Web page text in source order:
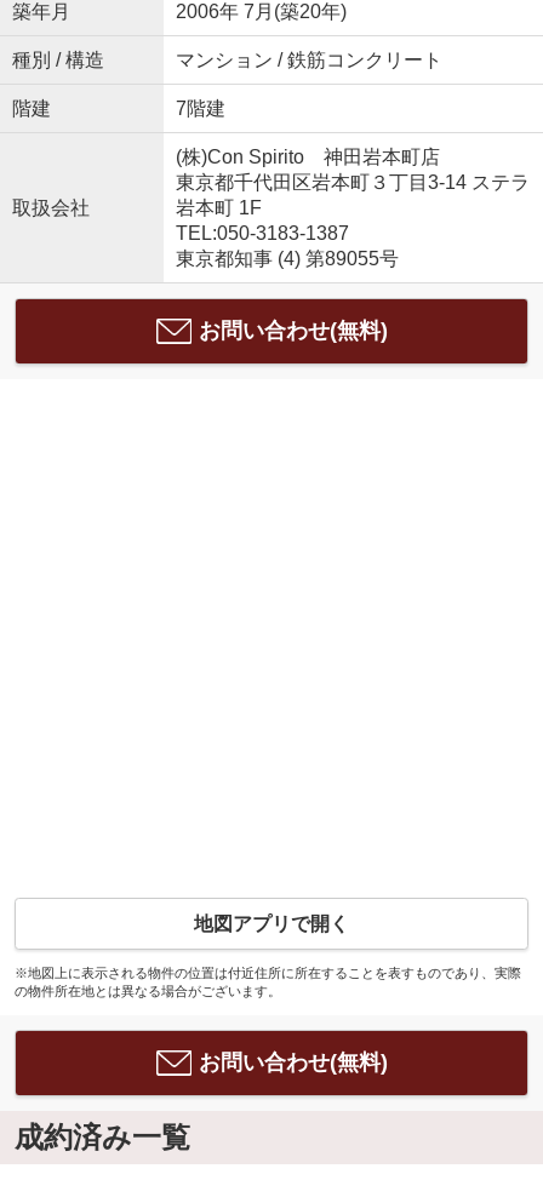
築年月 2006年 7月(築20年)
種別 / 構造 マンション / 鉄筋コンクリート
階建 7階建
取扱会社
(株)Con Spirito 神田岩本町店
東京都千代田区岩本町３丁目3-14 ステラ
岩本町 1F
TEL:050-3183-1387
東京都知事 (4) 第89055号
お問い合わせ(無料)
地図アプリで開く
※地図上に表示される物件の位置は付近住所に所在することを表すものであり、実際
の物件所在地とは異なる場合がございます。
お問い合わせ(無料)
成約済み一覧